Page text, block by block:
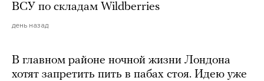
ВСУ по складам Wildberries
день назад
В главном районе ночной жизни Лондона
хотят запретить пить в пабах стоя. Идею уже